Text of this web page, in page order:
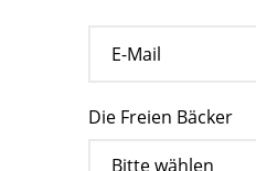
Die Freien Bäcker